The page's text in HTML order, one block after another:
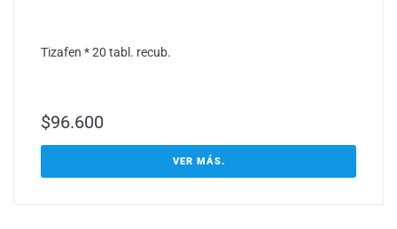
Tizafen * 20 tabl. recub.
$96.600
VER MÁS.